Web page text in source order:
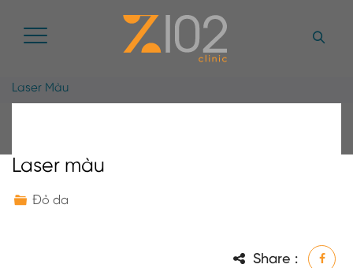
Laser Màu
Laser màu
Đỏ da
Share :